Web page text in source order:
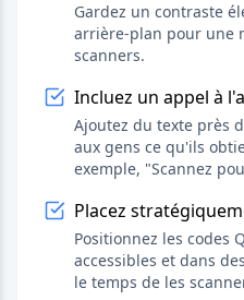
Gardez un contraste
arrière-plan pour une
scanners.
Incluez un appel à
Ajoutez du texte près
aux gens ce qu'ils
exemple, "Scannez
Placez
Positionnez les codes
accessibles et dans
le temps de les